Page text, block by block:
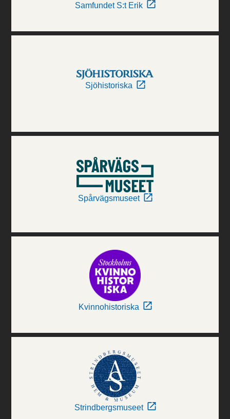
Samfundet S:t Erik
Sjöhistoriska
Spårvägsmuseet
Kvinnohistoriska
Strindbergsmuseet